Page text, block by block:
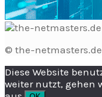
© the-
Diese Website
weiter nutzt, gehen